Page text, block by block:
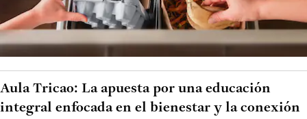
Aula Tricao: La apuesta por una educación
integral enfocada en el bienestar y la conexión